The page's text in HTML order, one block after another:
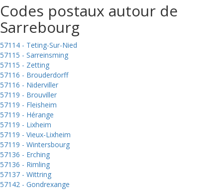
Codes postaux autour de
Sarrebourg
57114 - Teting-Sur-Nied
57115 - Sarreinsming
57115 - Zetting
57116 - Brouderdorff
57116 - Niderviller
57119 - Brouviller
57119 - Fleisheim
57119 - Hérange
57119 - Lixheim
57119 - Vieux-Lixheim
57119 - Wintersbourg
57136 - Erching
57136 - Rimling
57137 - Wittring
57142 - Gondrexange